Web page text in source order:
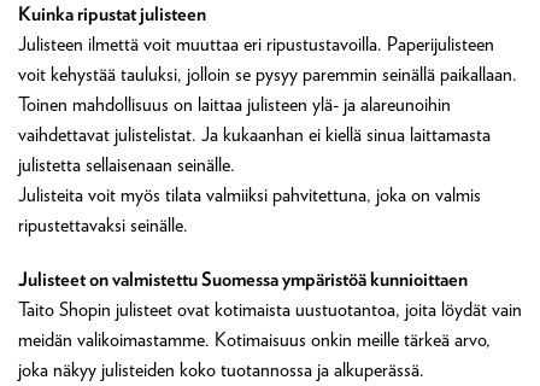
Kuinka ripustat julisteen
Julisteen ilmettä voit muuttaa eri ripustustavoilla. Paperijulisteen
voit kehystää tauluksi, jolloin se pysyy paremmin seinällä paikallaan.
Toinen mahdollisuus on laittaa julisteen ylä- ja alareunoihin
vaihdettavat julistelistat. Ja kukaanhan ei kiellä sinua laittamasta
julistetta sellaisenaan seinälle.
Julisteita voit myös tilata valmiiksi pahvitettuna, joka on valmis
ripustettavaksi seinälle.
Julisteet on valmistettu Suomessa ympäristöä kunnioittaen
Taito Shopin julisteet ovat kotimaista uustuotantoa, joita löydät vain
meidän valikoimastamme. Kotimaisuus onkin meille tärkeä arvo,
joka näkyy julisteiden koko tuotannossa ja alkuperässä.